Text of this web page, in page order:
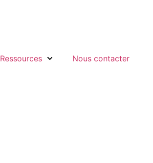
Ressources Nous contacter